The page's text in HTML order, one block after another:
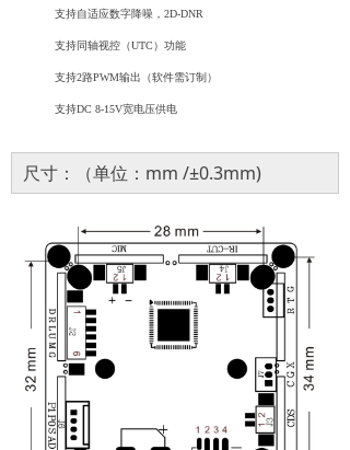
支持自适应数字降噪， 2D-DNR
支持同轴视控（UTC） 功能
支持2路PWM输出（软件需订制）
支持DC 8-15V宽电压供电
尺寸：（单位：mm /±0.3mm)